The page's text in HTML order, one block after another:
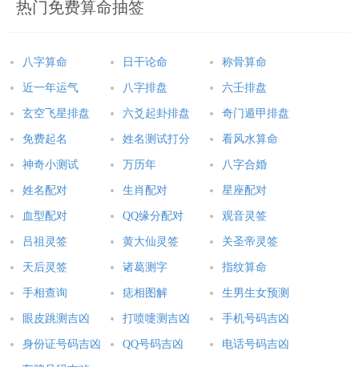
4、以在财富管理技能 提升的基础上，虎还能够更好地把握与管
投资回报率。
5、以财富管理技能 的提升为虎赢得了更多的财富增长机遇，也
使得他们在在这个年龄段更能在财运上表现出色。
1、为在在这个年龄段，虎的心态通常会更加成熟与稳定。他们对
于财富的追求与价值也会发生部分变化，更加注重内在的满足与
2、把虎的人生观与价值观也会随着年龄与有经历 的增长而逐渐
形成，他们更加明确自己的目标与理想，不再盲目追求财富的增
3、把在心态调整的基础上，虎能够更好地应对外界的压力与挑
热门免费算命抽签
八字算命 日干论命 称骨算命
近一年运气 八字排盘 六壬排盘
玄空飞星排盘 六爻起卦排盘 奇门遁甲排盘
免费起名 姓名测试打分 看风水算命
神奇小测试 万历年 八字合婚
姓名配对 生肖配对 星座配对
血型配对 QQ缘分配对 观音灵签
吕祖灵签 黄大仙灵签 关圣帝灵签
天后灵签 诸葛测字 指纹算命
手相查询 痣相图解 生男生女预测
眼皮跳测吉凶 打喷嚏测吉凶 手机号码吉凶
身份证号码吉凶 QQ号码吉凶 电话号码吉凶